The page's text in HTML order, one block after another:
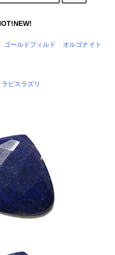
ゴールドフィルド オルゴナイト
ラピスラズリ